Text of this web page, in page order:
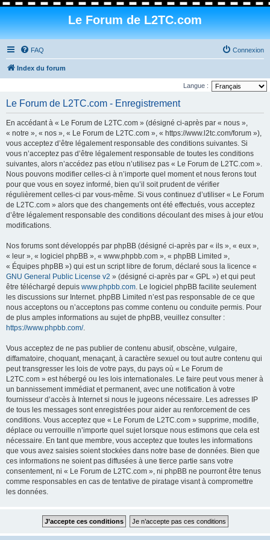
Le Forum de L2TC.com
FAQ Connexion
Index du forum
Langue :
Le Forum de L2TC.com - Enregistrement
En accédant à « Le Forum de L2TC.com » (désigné ci-après par « nous »,
« notre », « nos », « Le Forum de L2TC.com », « https://www.l2tc.com/forum »),
vous acceptez d’être légalement responsable des conditions suivantes. Si
vous n’acceptez pas d’être légalement responsable de toutes les conditions
suivantes, alors n’accédez pas et/ou n’utilisez pas « Le Forum de L2TC.com ».
Nous pouvons modifier celles-ci à n’importe quel moment et nous ferons tout
pour que vous en soyez informé, bien qu’il soit prudent de vérifier
régulièrement celles-ci par vous-même. Si vous continuez d’utiliser « Le Forum
de L2TC.com » alors que des changements ont été effectués, vous acceptez
d’être légalement responsable des conditions découlant des mises à jour et/ou
modifications.
Nos forums sont développés par phpBB (désigné ci-après par « ils », « eux »,
« leur », « logiciel phpBB », « www.phpbb.com », « phpBB Limited »,
« Équipes phpBB ») qui est un script libre de forum, déclaré sous la licence «
GNU General Public License v2 » (désigné ci-après par « GPL ») et qui peut
être téléchargé depuis www.phpbb.com. Le logiciel phpBB facilite seulement
les discussions sur Internet. phpBB Limited n’est pas responsable de ce que
nous acceptons ou n’acceptons pas comme contenu ou conduite permis. Pour
de plus amples informations au sujet de phpBB, veuillez consulter :
https://www.phpbb.com/.
Vous acceptez de ne pas publier de contenu abusif, obscène, vulgaire,
diffamatoire, choquant, menaçant, à caractère sexuel ou tout autre contenu qui
peut transgresser les lois de votre pays, du pays où « Le Forum de
L2TC.com » est hébergé ou les lois internationales. Le faire peut vous mener à
un bannissement immédiat et permanent, avec une notification à votre
fournisseur d’accès à Internet si nous le jugeons nécessaire. Les adresses IP
de tous les messages sont enregistrées pour aider au renforcement de ces
conditions. Vous acceptez que « Le Forum de L2TC.com » supprime, modifie,
déplace ou verrouille n’importe quel sujet lorsque nous estimons que cela est
nécessaire. En tant que membre, vous acceptez que toutes les informations
que vous avez saisies soient stockées dans notre base de données. Bien que
ces informations ne soient pas diffusées à une tierce partie sans votre
consentement, ni « Le Forum de L2TC.com », ni phpBB ne pourront être tenus
comme responsables en cas de tentative de piratage visant à compromettre
les données.